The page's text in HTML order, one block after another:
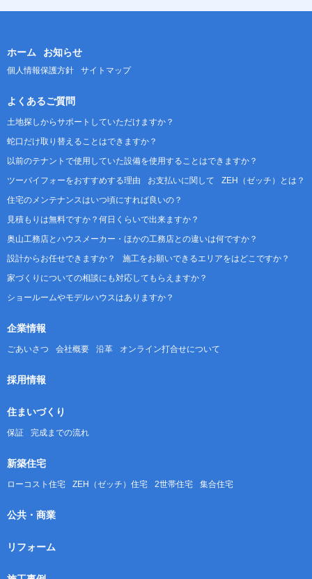
ホーム お知らせ
個人情報保護方針 サイトマップ
よくあるご質問
土地探しからサポートしていただけますか？
蛇口だけ取り替えることはできますか？
以前のテナントで使用していた設備を使用することはできますか？
ツーバイフォーをおすすめする理由
お支払いに関して
ZEH（ゼッチ）とは？
住宅のメンテナンスはいつ頃にすれば良いの？
見積もりは無料ですか？何日くらいで出来ますか？
奥山工務店とハウスメーカー・ほかの工務店との違いは何ですか？
設計からお任せできますか？
施工をお願いできるエリアをはどこですか？
家づくりについての相談にも対応してもらえますか？
ショールームやモデルハウスはありますか？
企業情報
ごあいさつ 会社概要 沿革 オンライン打合せについて
採用情報
住まいづくり
保証 完成までの流れ
新築住宅
ローコスト住宅 ZEH（ゼッチ）住宅 2世帯住宅 集合住宅
公共・商業
リフォーム